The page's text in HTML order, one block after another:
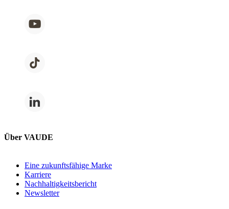
Über VAUDE
Eine zukunftsfähige Marke
Karriere
Nachhaltigkeitsbericht
Newsletter